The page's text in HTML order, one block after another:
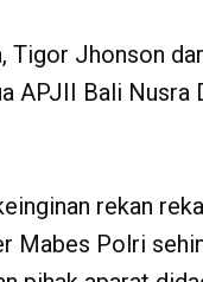
Tigor Jhonson
APJII Bali Nusra
rekan
Mabes Polri